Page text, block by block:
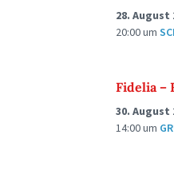
28. August
20:00um
Fidelia –
30. August
14:00um